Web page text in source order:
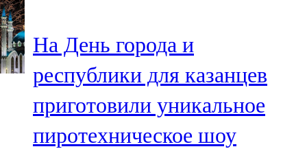
На День города и
республики для казанцев
приготовили уникальное
пиротехническое шоу